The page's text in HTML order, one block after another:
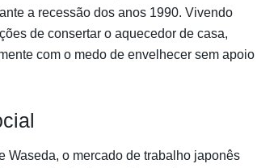
a recessão dos anos 1990. Vivendo
de consertar o aquecedor de casa,
com o medo de envelhecer sem apoio
Waseda, o mercado de trabalho japonês